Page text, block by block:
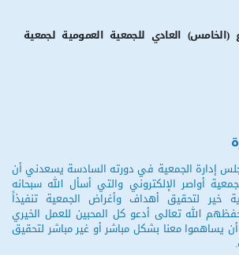
(الخامس) العادي للجمعية العمومية لجمعية
إدارة الجمعية في دورته السادسة يسعدني أن
أواصر الإلكتروني والتي أسأل الله سبحانه
خير لتحقيق أهداف وأغراض الجمعية تنفيذاً
الله تعالى أدعو كل المحبين للعمل الخيري
يساهموا معنا بشكل مباشر أو غير مباشر لتحقيق